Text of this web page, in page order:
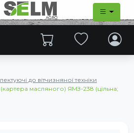
до вітчизняної техніки
масляного) ЯМЗ-238 (цільна;